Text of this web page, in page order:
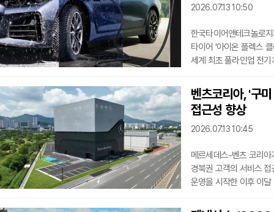
기술적 완성도와 지속적
2026.07.13 10:50
한국타이어앤테크놀로
타이어 '아이온 플렉스
세계 최초 풀라인업 전
'3PMSF(3-Peak
빗길에서도 안정적인
가능한 18인치부터 20
브랜드의 주력 EV 모델
벤츠코리아, '구
접근성 향상
2026.07.13 10:45
메르세데스-벤츠 코리
경북권 고객의 서비스
운영을 시작한 이후 이
경부고속도로와 인접해